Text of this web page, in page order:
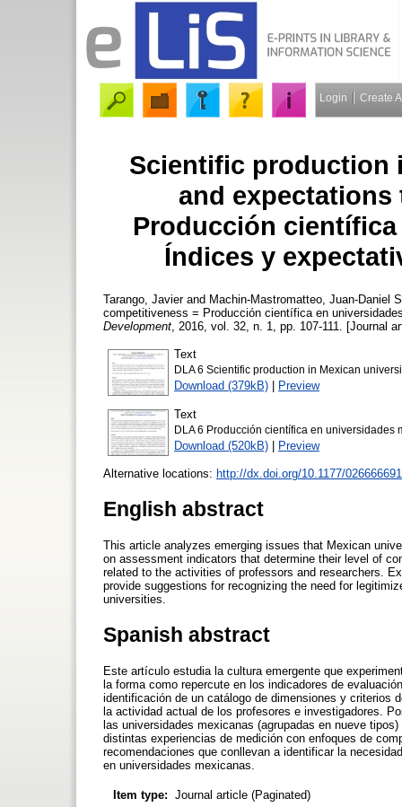
Login Create
Scientific production
and
Producción
Índices y
Tarango, Javierand Machin-Mastromatteo, Juan-Daniel
competitiveness = Producción científica en
Development , 2016, vol. 32, n. 1, pp. 107-111. [Journal
Text
DLA 6 Scientific production in Mexican
Download (379kB) | Preview
Text
DLA 6 Producción científica en universidades
Download (520kB) | Preview
Alternative locations: http://dx.doi.org/10.1177/
English abstract
This article analyzes emerging issues that Mexican
on assessment indicators that determine their level of
related to the activities of professors and researchers.
provide suggestions for recognizing the need for
universities.
Spanish abstract
Este artículo estudia la cultura emergente que
la forma como repercute en los indicadores de
identificación de un catálogo de dimensiones y criterios
la actividad actual de los profesores e investigadores.
las universidades mexicanas (agrupadas en nueve
distintas experiencias de medición con enfoques de
recomendaciones que conllevan a identificar la
en universidades mexicanas.
Item type: Journal article (Paginated)